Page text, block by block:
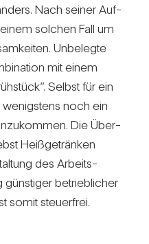
Nach seiner Auf­
sol­chen Fall um
Unbe­legte
mit einem
Selbst für ein
noch ein
Die Über­
Heiß­ge­tränken
des Arbeits­
güns­tiger betrieb­li­cher
somit steu­er­frei.